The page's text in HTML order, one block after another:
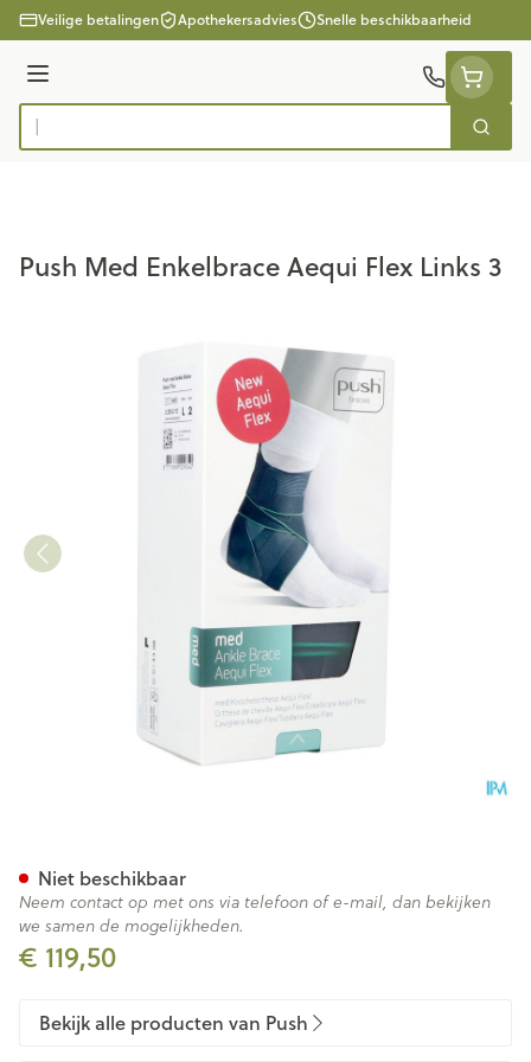
Ga naar de inhoud
Veilige betalingen Apothekersadvies Snelle beschikbaarheid
Menu
Product, merk, categorie...
Zoek
Push Med Enkelbrace Aequi Flex Links 3
€ 119,50
Niet beschikbaar
Neem contact op met ons via telefoon of e-mail, dan bekijken
we samen de mogelijkheden.
Bekijk alle producten van Push